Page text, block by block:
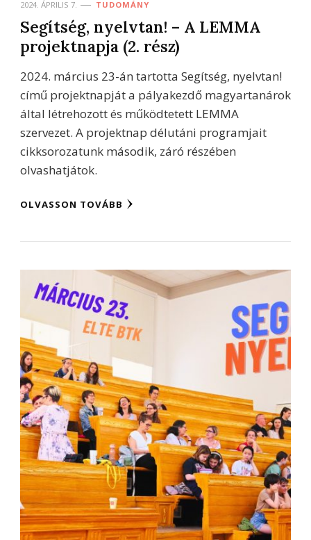
2024. ÁPRILIS 7. TUDOMÁNY
Segítség, nyelvtan! – A LEMMA
projektnapja (2. rész)
2024. március 23-án tartotta Segítség, nyelvtan!
című projektnapját a pályakezdő magyartanárok
által létrehozott és működtetett LEMMA
szervezet. A projektnap délutáni programjait
cikksorozatunk második, záró részében
olvashatjátok.
OLVASSON TOVÁBB